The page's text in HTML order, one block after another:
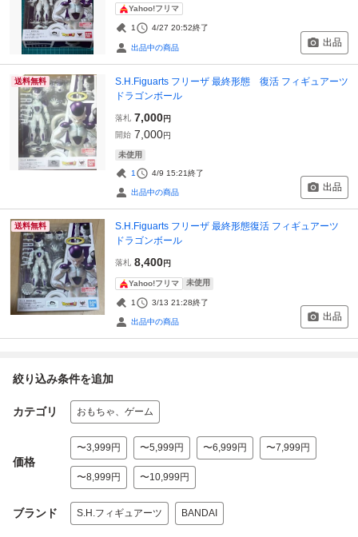
Yahoo!フリマ
1 4/27 20:52終了
出品中の商品 出品
送料無料
S.H.Figuarts フリーザ 最終形態 復活 フィギュアーツ
ドラゴンボール
落札 7,000円
開始 7,000円
未使用
1 4/9 15:21終了
出品中の商品 出品
送料無料
S.H.Figuarts フリーザ 最終形態復活 フィギュアーツ
ドラゴンボール
落札 8,400円
Yahoo!フリマ 未使用
1 3/13 21:28終了
出品中の商品 出品
絞り込み条件を追加
カテゴリ おもちゃ、ゲーム
価格
〜3,999円 〜5,999円 〜6,999円 〜7,999円
〜8,999円 〜10,999円
ブランド S.H.フィギュアーツ BANDAI